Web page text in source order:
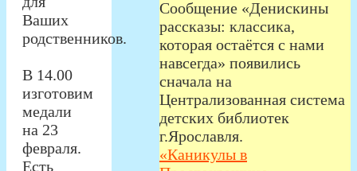
Ваших
родственников.
В 14.00
изготовим
медали
на 23
февраля.
Есть
Сообщение «Денискины
рассказы: классика,
которая остаётся с нами
навсегда» появились
сначала на
Централизованная система
детских библиотек
г.Ярославля.
«Каникулы в